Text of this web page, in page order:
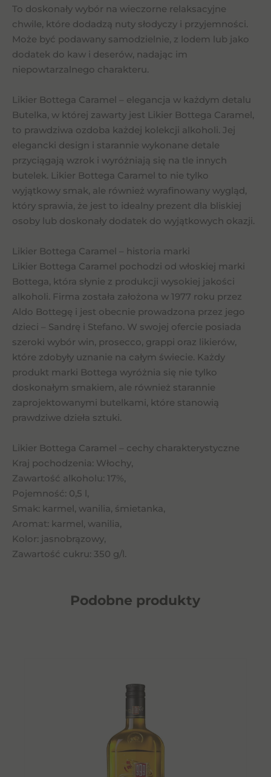
To doskonały wybór na wieczorne relaksacyjne
chwile, które dodadzą nuty słodyczy i przyjemności.
Może być podawany samodzielnie, z lodem lub jako
dodatek do kaw i deserów, nadając im
niepowtarzalnego charakteru.
Likier Bottega Caramel – elegancja w każdym detalu
Butelka, w której zawarty jest Likier Bottega Caramel,
to prawdziwa ozdoba każdej kolekcji alkoholi. Jej
elegancki design i starannie wykonane detale
przyciągają wzrok i wyróżniają się na tle innych
butelek. Likier Bottega Caramel to nie tylko
wyjątkowy smak, ale również wyrafinowany wygląd,
który sprawia, że jest to idealny prezent dla bliskiej
osoby lub doskonały dodatek do wyjątkowych okazji.
Likier Bottega Caramel – historia marki
Likier Bottega Caramel pochodzi od włoskiej marki
Bottega, która słynie z produkcji wysokiej jakości
alkoholi. Firma została założona w 1977 roku przez
Aldo Bottegę i jest obecnie prowadzona przez jego
dzieci – Sandrę i Stefano. W swojej ofercie posiada
szeroki wybór win, prosecco, grappi oraz likierów,
które zdobyły uznanie na całym świecie. Każdy
produkt marki Bottega wyróżnia się nie tylko
doskonałym smakiem, ale również starannie
zaprojektowanymi butelkami, które stanowią
prawdziwe dzieła sztuki.
Likier Bottega Caramel – cechy charakterystyczne
Kraj pochodzenia: Włochy,
Zawartość alkoholu: 17%,
Pojemność: 0,5 l,
Smak: karmel, wanilia, śmietanka,
Aromat: karmel, wanilia,
Kolor: jasnobrązowy,
Zawartość cukru: 350 g/l.
Podobne produkty